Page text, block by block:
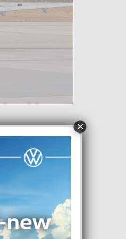
na Merca,
306.000 pasahero
e importancia
acceso
×